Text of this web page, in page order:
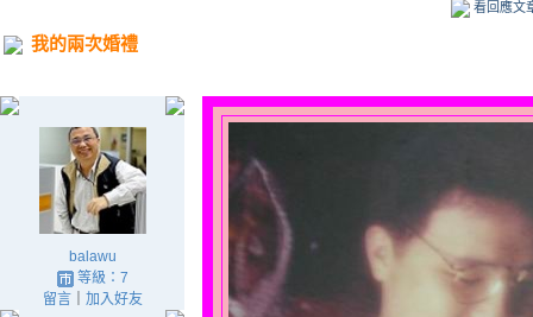
看回應文
我的兩次婚禮
balawu
等級：7
留言｜ 加入好友